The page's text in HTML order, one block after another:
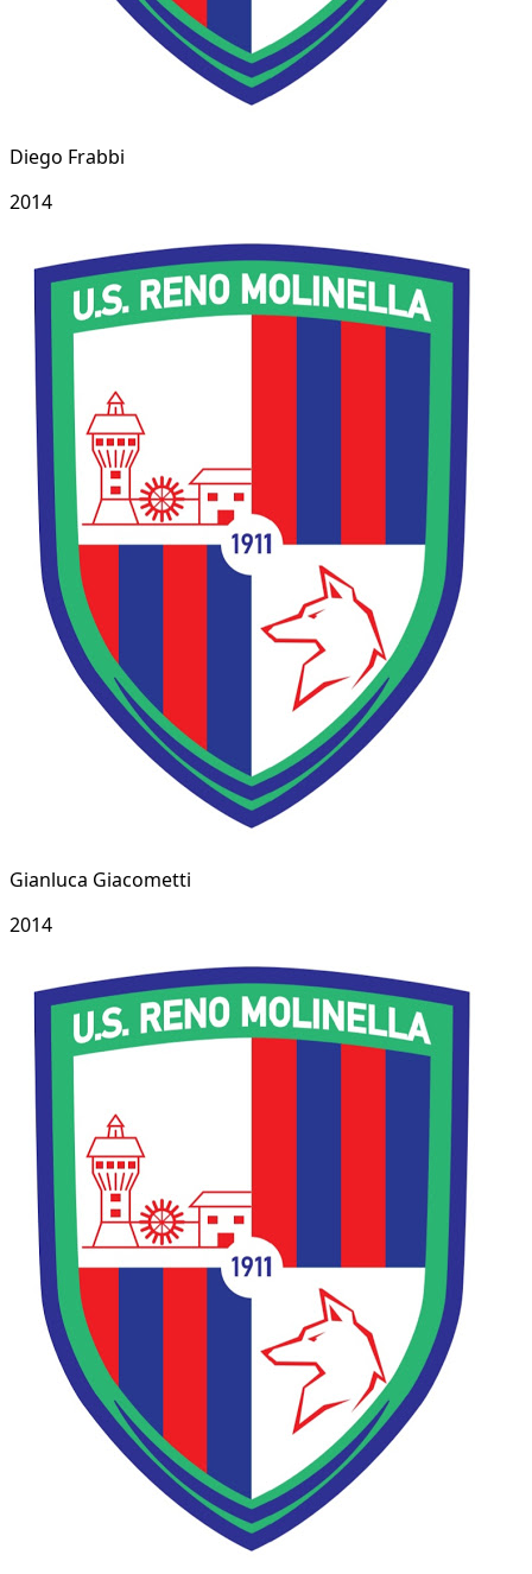
Diego Frabbi
2014
Gianluca Giacometti
2014